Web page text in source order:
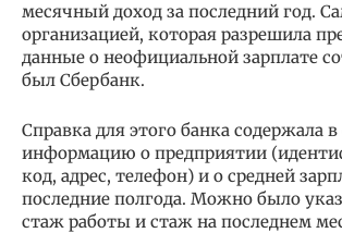
месячный доход за последний год.
организацией, которая разрешила
данные о неофициальной зарплате
был Сбербанк.
Справка для этого банка содержала в
информацию о предприятии
код, адрес, телефон) и о средней
последние полгода. Можно было
стаж работы и стаж на последнем